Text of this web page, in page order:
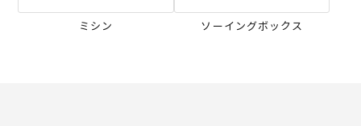
ミシン ソーイングボックス